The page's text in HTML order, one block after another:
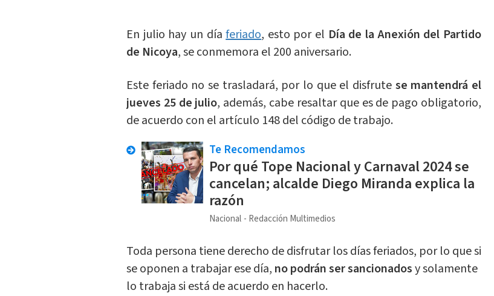
En julio hay un díaferiado, esto por el Día de la Anexión del Partido
de Nicoya, se conmemora el 200 aniversario.
Este feriado no se trasladará, por lo que el disfrute se mantendrá el
jueves 25 de julio, además, cabe resaltar que es de pago obligatorio,
de acuerdo con el artículo 148 del código de trabajo.
Te Recomendamos
Por qué Tope Nacional y Carnaval 2024 se
cancelan; alcalde Diego Miranda explica la
razón
Nacional Redacción Multimedios
Toda persona tiene derecho de disfrutar los días feriados, por lo que si
se oponen a trabajar ese día, no podrán ser sancionadosy solamente
lo trabaja si está de acuerdo en hacerlo.